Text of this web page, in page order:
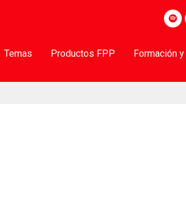
Temas Productos FPP Formación